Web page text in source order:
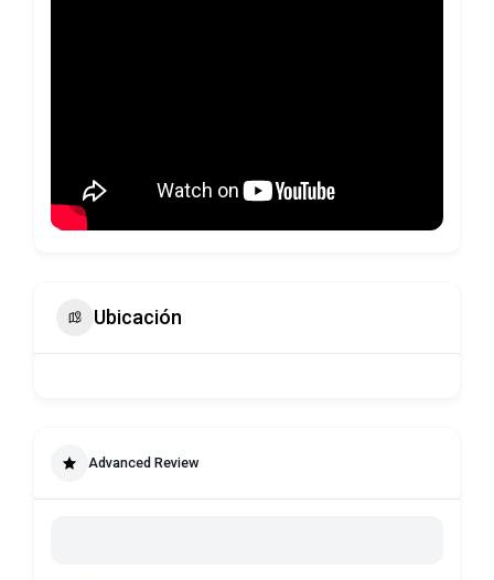
Ubicación
Advanced Review